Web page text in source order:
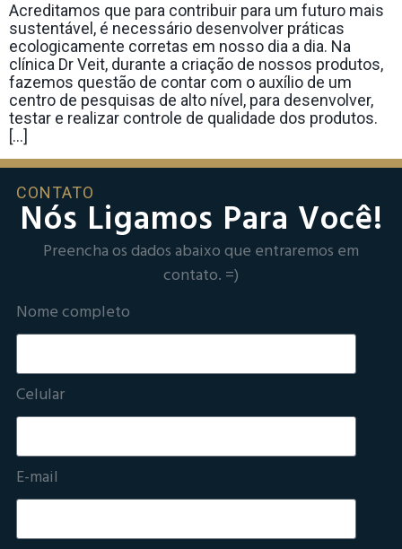
Acreditamos que para contribuir para um futuro mais
sustentável, é necessário desenvolver práticas
ecologicamente corretas em nosso dia a dia. Na
clínica Dr Veit, durante a criação de nossos produtos,
fazemos questão de contar com o auxílio de um
centro de pesquisas de alto nível, para desenvolver,
testar e realizar controle de qualidade dos produtos.
[…]
CONTATO
Nós Ligamos Para Você!
Preencha os dados abaixo que entraremos em
contato. =)
Nome completo
Celular
E-mail